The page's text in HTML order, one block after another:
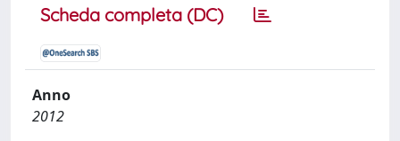
Scheda completa (DC)
Anno
2012